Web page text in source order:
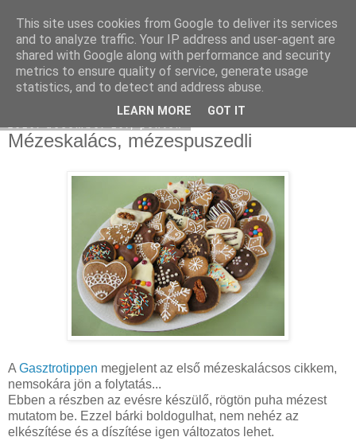
Moha Konyha
Mézeskalács, mézespuszedli
A Gasztrotippen megjelent az első mézeskalácsos cikkem,
nemsokára jön a folytatás...
Ebben a részben az evésre készülő, rögtön puha mézest
mutatom be. Ezzel bárki boldogulhat, nem nehéz az
elkészítése és a díszítése igen változatos lehet.
This site uses cookies from Google to deliver its services
and to analyze traffic. Your IP address and user-agent are
shared with Google along with performance and security
metrics to ensure quality of service, generate usage
statistics, and to detect and address abuse.
LEARN MORE GOT IT